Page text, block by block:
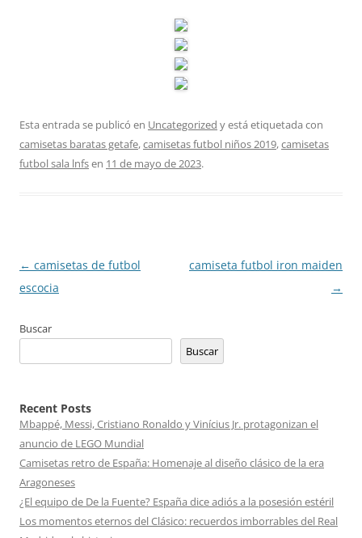
Esta entrada se publicó en Uncategorized y está etiquetada con
camisetas baratas getafe,camisetas futbol niños 2019,camisetas
futbol sala lnfsen 11 de mayo de 2023.
Navegación
de
← camisetas de futbol
escocia
camiseta futbol iron maiden
→
Buscar
Buscar
Recent Posts
Mbappé, Messi, Cristiano Ronaldo y Vinícius Jr. protagonizan el
anuncio de LEGO Mundial
Camisetas retro de España: Homenaje al diseño clásico de la era
Aragoneses
¿El equipo de De la Fuente? España dice adiós a la posesión estéril
Los momentos eternos del Clásico: recuerdos imborrables del Real